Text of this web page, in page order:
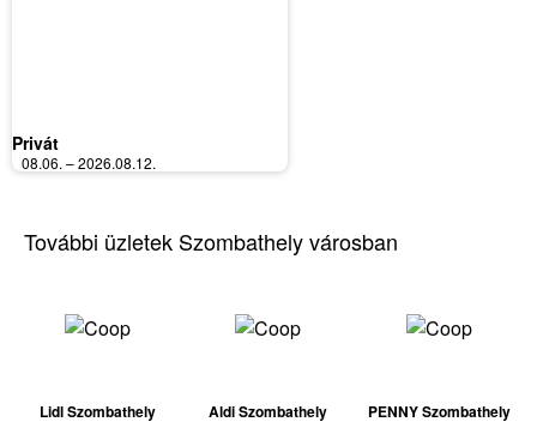
Privát
08.06. – 2026.08.12.
További üzletek Szombathely városban
Lidl Szombathely Aldi Szombathely PENNY Szombathely